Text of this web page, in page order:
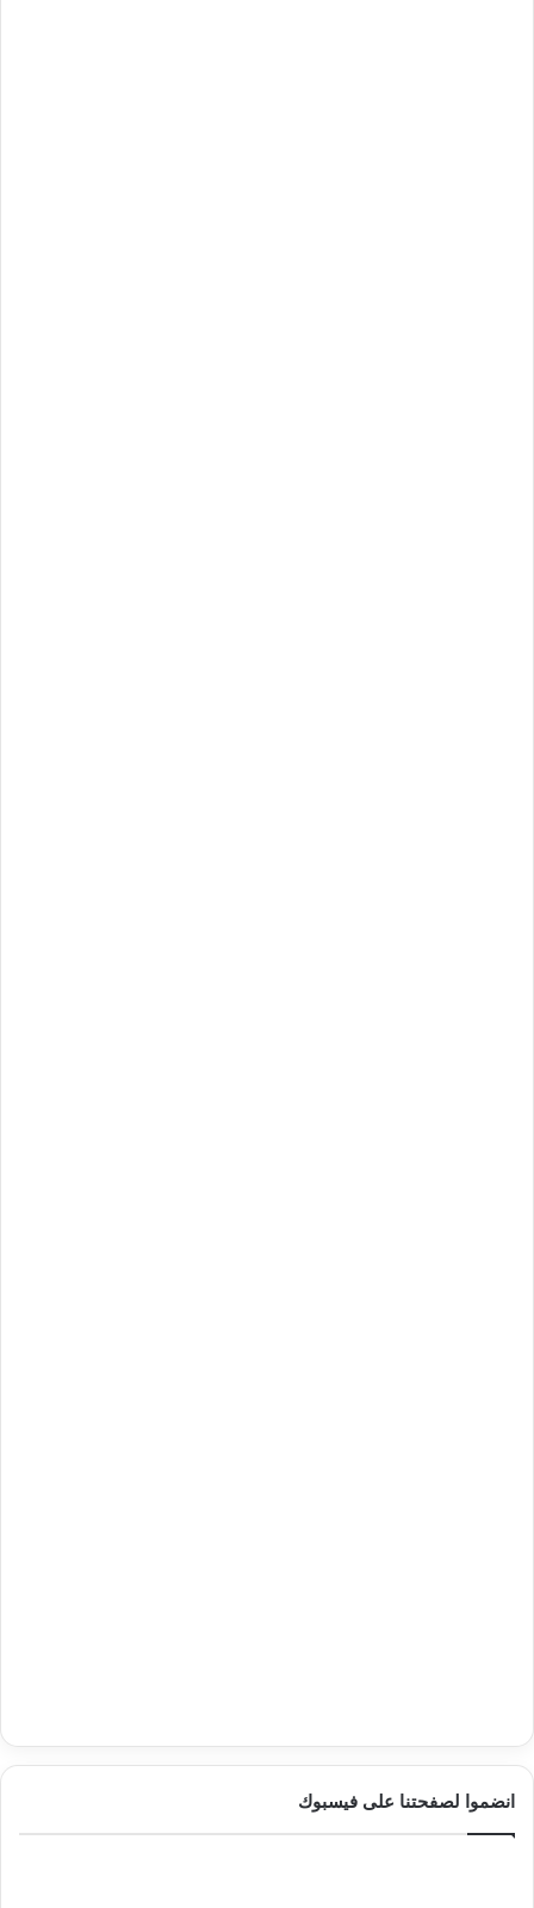
انضموا لصفحتنا على فيسبوك